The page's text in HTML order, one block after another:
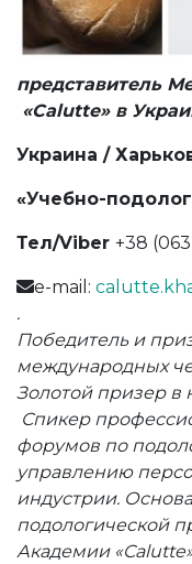
представитель
«Calutte» в
Украина /
«Учебно-
Тел/Viber +38
e-mail:
.
Победитель и
международных
Золотой призер
Спикер
форумов по
управлению
индустрии.
подологической
Академии